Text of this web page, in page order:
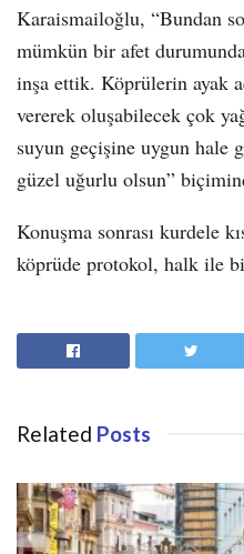
Karaismailoğlu, “Bundan
mümkün bir afet
inşa ettik. Köprülerin ayak
vererek oluşabilecek çok
suyun geçişine uygun
güzel uğurlu olsun”
Konuşma sonrası kurdele
köprüde protokol, halk ile
Related Posts